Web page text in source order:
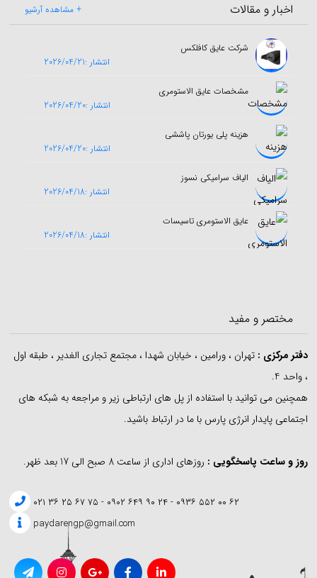
اخبار و مقالات + مشاهده آرشیو
شرکت عایق کافلکس
انتشار :2026/04/21
مشخصات عایق الاستومری
انتشار :2026/04/20
هزینه پلی یورتان پاششی
انتشار :2026/04/20
الیاف سرامیکی نسوز
انتشار :2026/04/18
عایق الاستومری تاسیسات
انتشار :2026/04/18
مختصر و مفید
دفتر مرکزی : تهران ، ورامین ، خیابان شهدا ، مجتمع تجاری الغدیر ، طبقه اول
، واحد 4.
همچنین می توانید با استفاده از پل های ارتباطی زیر و مراجعه به شبکه های
اجتماعی پایدار انرژی پارس با ما در ارتباط باشید.
روز و ساعت پاسخگویی : روزهای اداری از ساعت 8 صبح الی 17 بعد ظهر.
۶۲ ۰۰ ۵۵۲ ۰۹۳۶ - ۲۴ ۹۰ ۶۴۹ ۰۹۰۲ - ۷۵ ۶۷ ۲۵ ۳۶ ۰۲۱
paydarengp@gmail.com